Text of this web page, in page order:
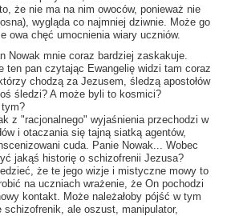
że nie ma na nim owoców, ponieważ nie
wygląda co najmniej dziwnie. Może go
owa chęć umocnienia wiary uczniów.
Nowak mnie coraz bardziej zaskakuje.
ten pan czytając Ewangelię widzi tam coraz
chodzą za Jezusem, śledzą apostołów
śledzi? A może byli to kosmici?
tym?
z "racjonalnego" wyjaśnienia przechodzi w
i otaczania się tajną siatką agentów,
cuda. Panie Nowak... Wobec
jakąś historię o schizofrenii Jezusa?
że te jego wizje i mistyczne mowy to
na uczniach wrażenie, że On pochodzi
kontakt. Może należałoby pójść w tym
ale oszust, manipulator,